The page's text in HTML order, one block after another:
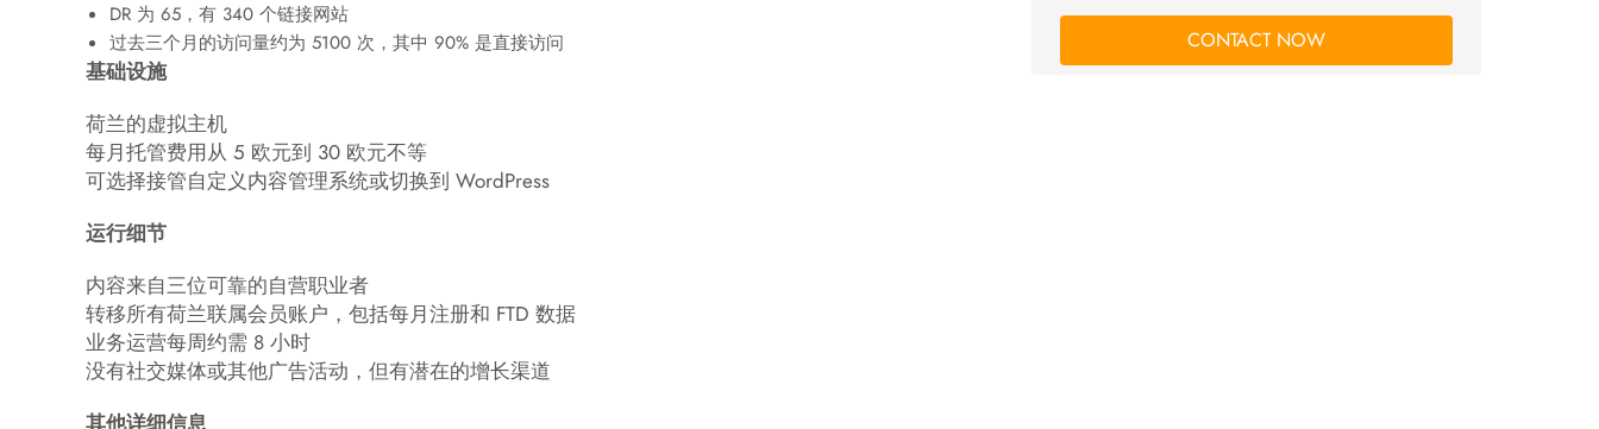
DR 为 65，有 340 个链接网站
过去三个月的访问量约为 5100 次，其中 90% 是直接访问
基础设施
荷兰的虚拟主机
每月托管费用从 5 欧元到 30 欧元不等
可选择接管自定义内容管理系统或切换到 WordPress
运行细节
内容来自三位可靠的自营职业者
转移所有荷兰联属会员账户，包括每月注册和 FTD 数据
业务运营每周约需 8 小时
没有社交媒体或其他广告活动，但有潜在的增长渠道
其他详细信息